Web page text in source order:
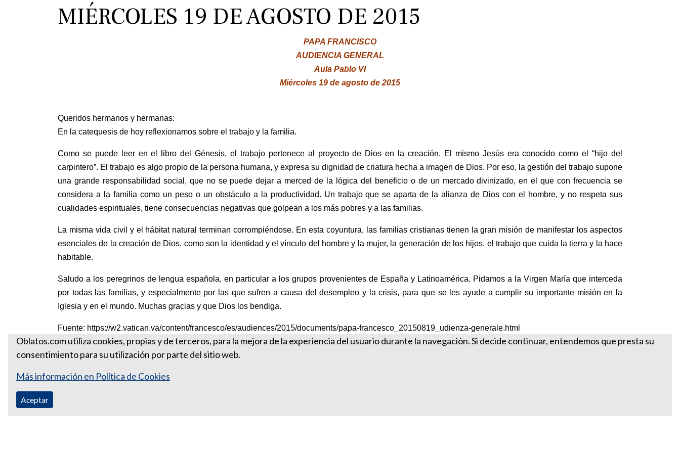
MIÉRCOLES 19 DE AGOSTO DE 2015
PAPA FRANCISCO
AUDIENCIA GENERAL
Aula Pablo VI
Miércoles 19 de agosto de 2015
Queridos hermanos y hermanas:
En la catequesis de hoy reflexionamos sobre el trabajo y la familia.
Como se puede leer en el libro del Génesis, el trabajo pertenece al proyecto de Dios en la creación. El mismo Jesús era conocido como el “hijo del
carpintero”. El trabajo es algo propio de la persona humana, y expresa su dignidad de criatura hecha a imagen de Dios. Por eso, la gestión del trabajo supone
una grande responsabilidad social, que no se puede dejar a merced de la lógica del beneficio o de un mercado divinizado, en el que con frecuencia se
considera a la familia como un peso o un obstáculo a la productividad. Un trabajo que se aparta de la alianza de Dios con el hombre, y no respeta sus
cualidades espirituales, tiene consecuencias negativas que golpean a los más pobres y a las familias.
La misma vida civil y el hábitat natural terminan corrompiéndose. En esta coyuntura, las familias cristianas tienen la gran misión de manifestar los aspectos
esenciales de la creación de Dios, como son la identidad y el vínculo del hombre y la mujer, la generación de los hijos, el trabajo que cuida la tierra y la hace
habitable.
Saludo a los peregrinos de lengua española, en particular a los grupos provenientes de España y Latinoamérica. Pidamos a la Virgen María que interceda
por todas las familias, y especialmente por las que sufren a causa del desempleo y la crisis, para que se les ayude a cumplir su importante misión en la
Iglesia y en el mundo. Muchas gracias y que Dios los bendiga.
Fuente: https://w2.vatican.va/content/francesco/es/audiences/2015/documents/papa-francesco_20150819_udienza-generale.html
Oblatos.com utiliza cookies, propias y de terceros, para la mejora de la experiencia del usuario durante la navegación. Si decide continuar, entendemos que presta su
consentimiento para su utilización por parte del sitio web.
Más información en Política de Cookies
Aceptar